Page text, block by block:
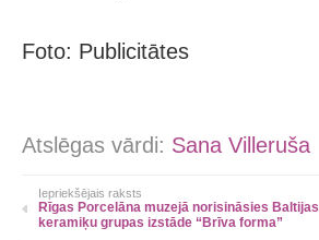
Foto: Publicitātes
Atslēgas vārdi: Sana Villeruša
Iepriekšējais raksts
Rīgas Porcelāna muzejā norisināsies Baltijas
keramiķu grupas izstāde “Brīva forma”